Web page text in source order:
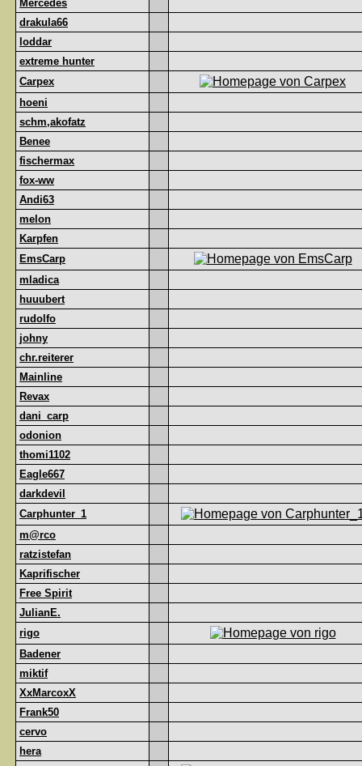
Mercedes
drakula66
loddar
extreme hunter
Carpex
hoeni
schm,akofatz
Benee
fischermax
fox-ww
Andi63
melon
Karpfen
EmsCarp
mladica
huuubert
rudolfo
johny
chr.reiterer
Mainline
Revax
dani_carp
odonion
thomi1102
Eagle667
darkdevil
Carphunter_1
m@rco
ratzistefan
Kaprifischer
Free Spirit
JulianE.
rigo
Badener
miktif
XxMarcoxX
Frank50
cervo
hera